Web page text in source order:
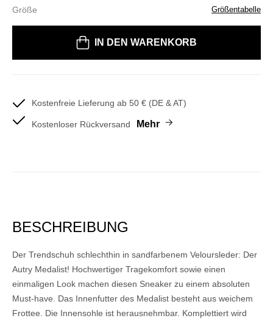
Größe Größentabelle
IN DEN WARENKORB
Kostenfreie Lieferung ab 50 € (DE & AT)
Kostenloser Rückversand Mehr
BESCHREIBUNG
Der Trendschuh schlechthin in sandfarbenem Veloursleder: Der
Autry Medalist! Hochwertiger Tragekomfort sowie einen
einmaligen Look machen diesen Sneaker zu einem absoluten
Must-have. Das Innenfutter des Medalist besteht aus weichem
Frottee. Die Innensohle ist herausnehmbar. Komplettiert wird